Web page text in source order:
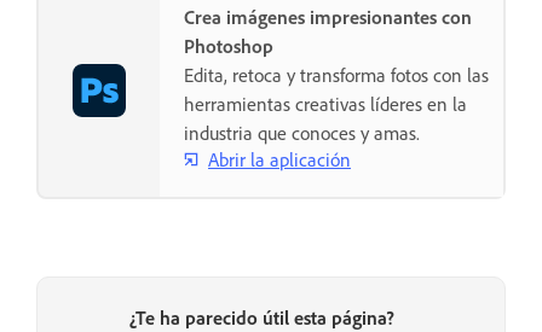
Crea imágenes impresionantes con
Photoshop
Edita, retoca y transforma fotos con las
herramientas creativas líderes en la
industria que conoces y amas.
Abrir la aplicación
¿Te ha parecido útil esta página?